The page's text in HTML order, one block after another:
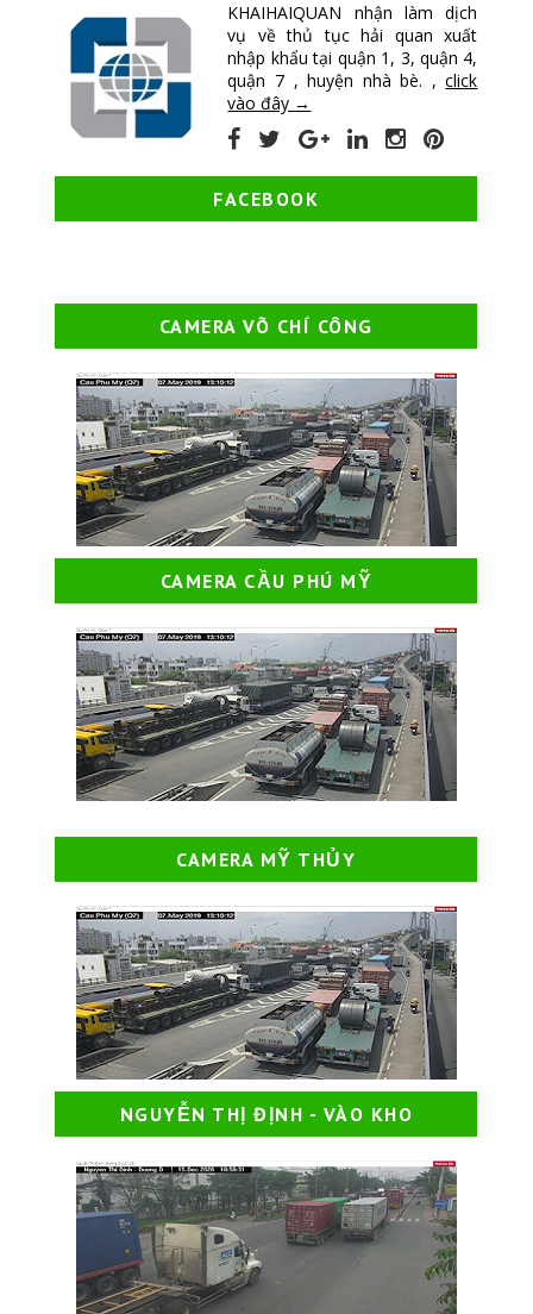
KHAIHAIQUAN nhận làm dịch
vụ về thủ tục hải quan xuất
nhập khẩu tại quận 1, 3, quận 4,
quận 7 , huyện nhà bè. ,click
vào đây →
FACEBOOK
CAMERA VÕ CHÍ CÔNG
CAMERA CẦU PHÚ MỸ
CAMERA MỸ THỦY
NGUYỄN THỊ ĐỊNH - VÀO KHO